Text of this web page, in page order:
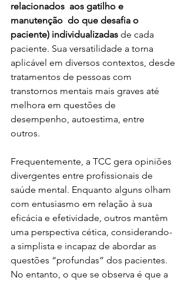
relacionados  aos gatilho e
manutenção  do que desafia o
paciente) individualizadas de cada
paciente. Sua versatilidade a torna
aplicável em diversos contextos, desde
tratamentos de pessoas com
transtornos mentais mais graves até
melhora em questões de
desempenho, autoestima, entre
outros.
Frequentemente, a TCC gera opiniões
divergentes entre profissionais de
saúde mental. Enquanto alguns olham
com entusiasmo em relação à sua
eficácia e efetividade, outros mantêm
uma perspectiva cética, considerando-
a simplista e incapaz de abordar as
questões “profundas” dos pacientes.
No entanto, o que se observa é que a